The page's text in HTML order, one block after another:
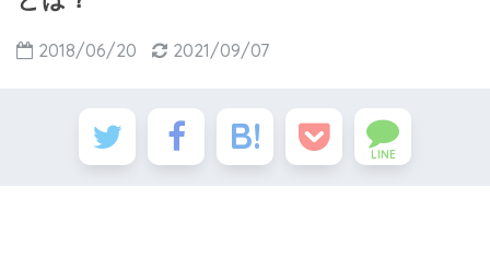
2018/06/20 2021/09/07
LINE